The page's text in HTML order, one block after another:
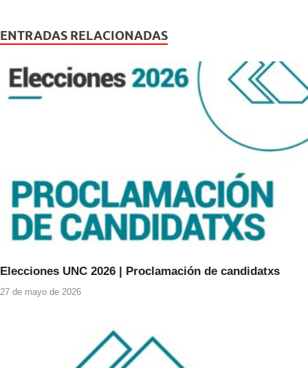
e
o
o
er s
p
ENTRADAS RELACIONADAS
Elecciones UNC 2026 | Proclamación de candidatxs
27 de mayo de 2026